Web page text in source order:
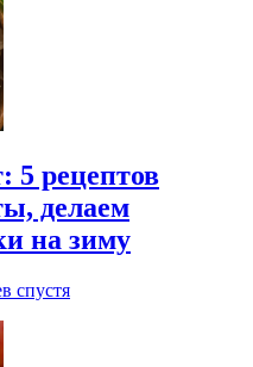
5 рецептов
делаем
на зиму
спустя